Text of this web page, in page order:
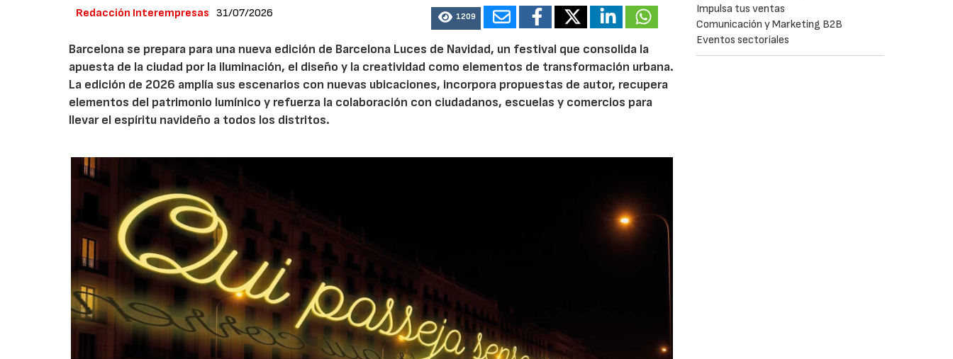
Redacción Interempresas 31/07/2026 1209
Barcelona se prepara para una nueva edición de Barcelona Luces de Navidad, un festival que consolida la
apuesta de la ciudad por la iluminación, el diseño y la creatividad como elementos de transformación urbana.
La edición de 2026 amplía sus escenarios con nuevas ubicaciones, incorpora propuestas de autor, recupera
elementos del patrimonio lumínico y refuerza la colaboración con ciudadanos, escuelas y comercios para
llevar el espíritu navideño a todos los distritos.
Impulsa tus ventas
Comunicación y Marketing B2B
Eventos sectoriales